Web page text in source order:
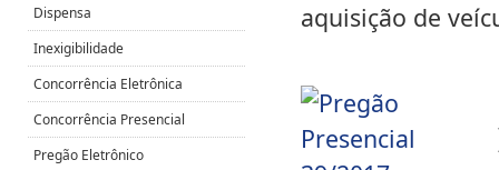
aquisição de
Dispensa
Inexigibilidade
Concorrência Eletrônica
Concorrência Presencial
Pregão Eletrônico